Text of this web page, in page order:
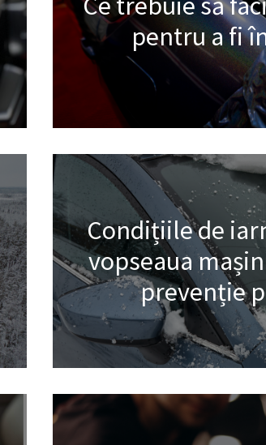
pentru a fi
Condițiile de
vopseaua
prevenție